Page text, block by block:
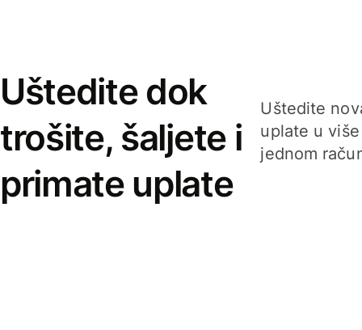
Uštedite dok
trošite, šaljete i
primate uplate
Uštedite
uplate u
jednom